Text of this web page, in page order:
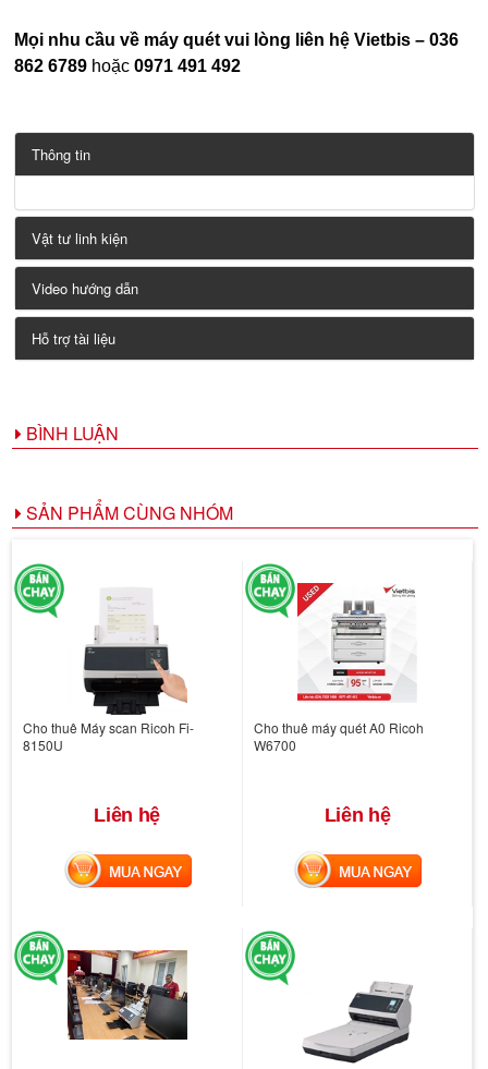
Mọi nhu cầu về máy quét vui lòng liên hệ Vietbis – 036
862 6789 hoặc 0971 491 492
Thông tin
Vật tư linh kiện
Video hướng dẫn
Hỗ trợ tài liệu
BÌNH LUẬN
SẢN PHẨM CÙNG NHÓM
Cho thuê Máy scan Ricoh Fi-
8150U
Liên hệ
MUA NGAY
Cho thuê máy quét A0 Ricoh
W6700
Liên hệ
MUA NGAY